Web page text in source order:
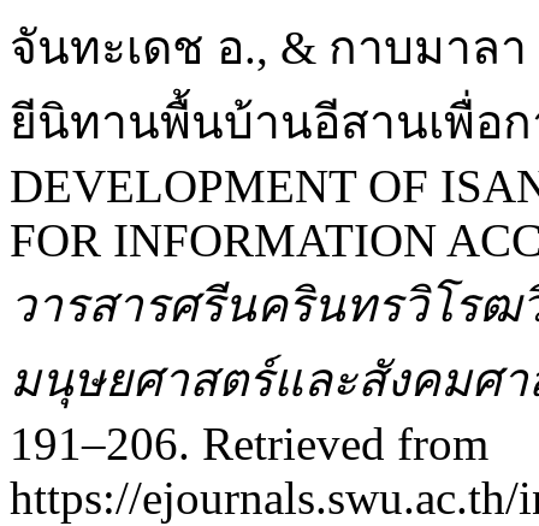
จันทะเดช อ., & กาบมาล
ยีนิทานพื้นบ้านอีสานเพื่อก
DEVELOPMENT OF
FOR INFORMATION
วารสารศรีนครินทรวิโร
มนุษยศาสตร์และสังคมศา
191–206. Retrieved from
https://